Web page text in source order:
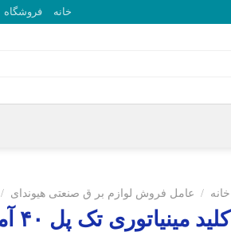
خانه فروشگاه
خانه / عامل فروش لوازم بر ق صنعتی هیوندای /
کلید مینیاتوری تک پل ۴۰ آمپر هیوندای